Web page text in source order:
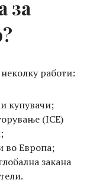
за
работи:
купувачи;
(ICE)
во Европа;
закана